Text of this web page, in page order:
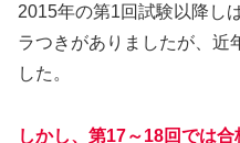
2015年の第1回試験以降し
ラつきがありましたが、近
した。
しかし、第17～18回では